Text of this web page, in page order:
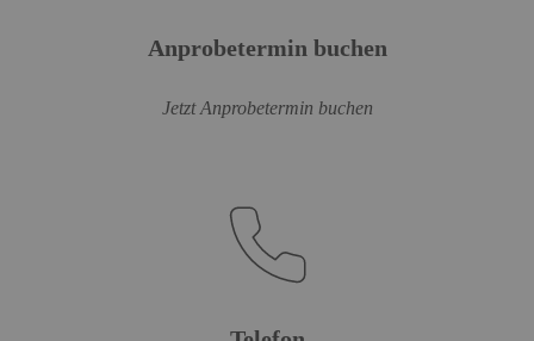
Anprobetermin buchen
Jetzt Anprobetermin buchen